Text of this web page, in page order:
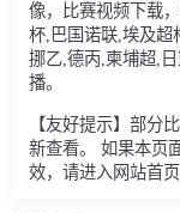
像，比赛视频下载
杯,巴国诺联,埃及超
挪乙,德丙,柬埔超,
播。
【友好提示】部分
新查看。 如果本页
效，请进入网站首